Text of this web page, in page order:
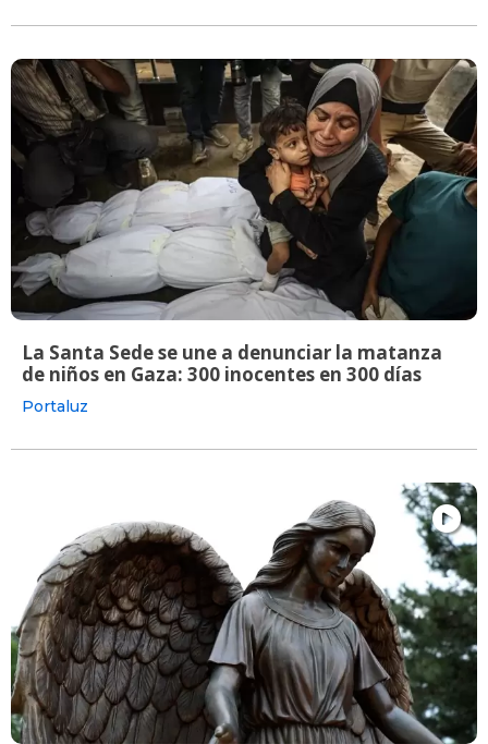
La Santa Sede se une a denunciar la matanza
de niños en Gaza: 300 inocentes en 300 días
Portaluz